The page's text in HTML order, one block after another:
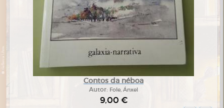
Contos da néboa
Autor: Fole, Ánxel
9,00 €